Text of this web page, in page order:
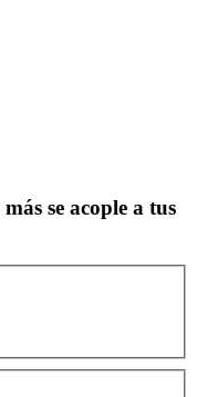
se acople a tus